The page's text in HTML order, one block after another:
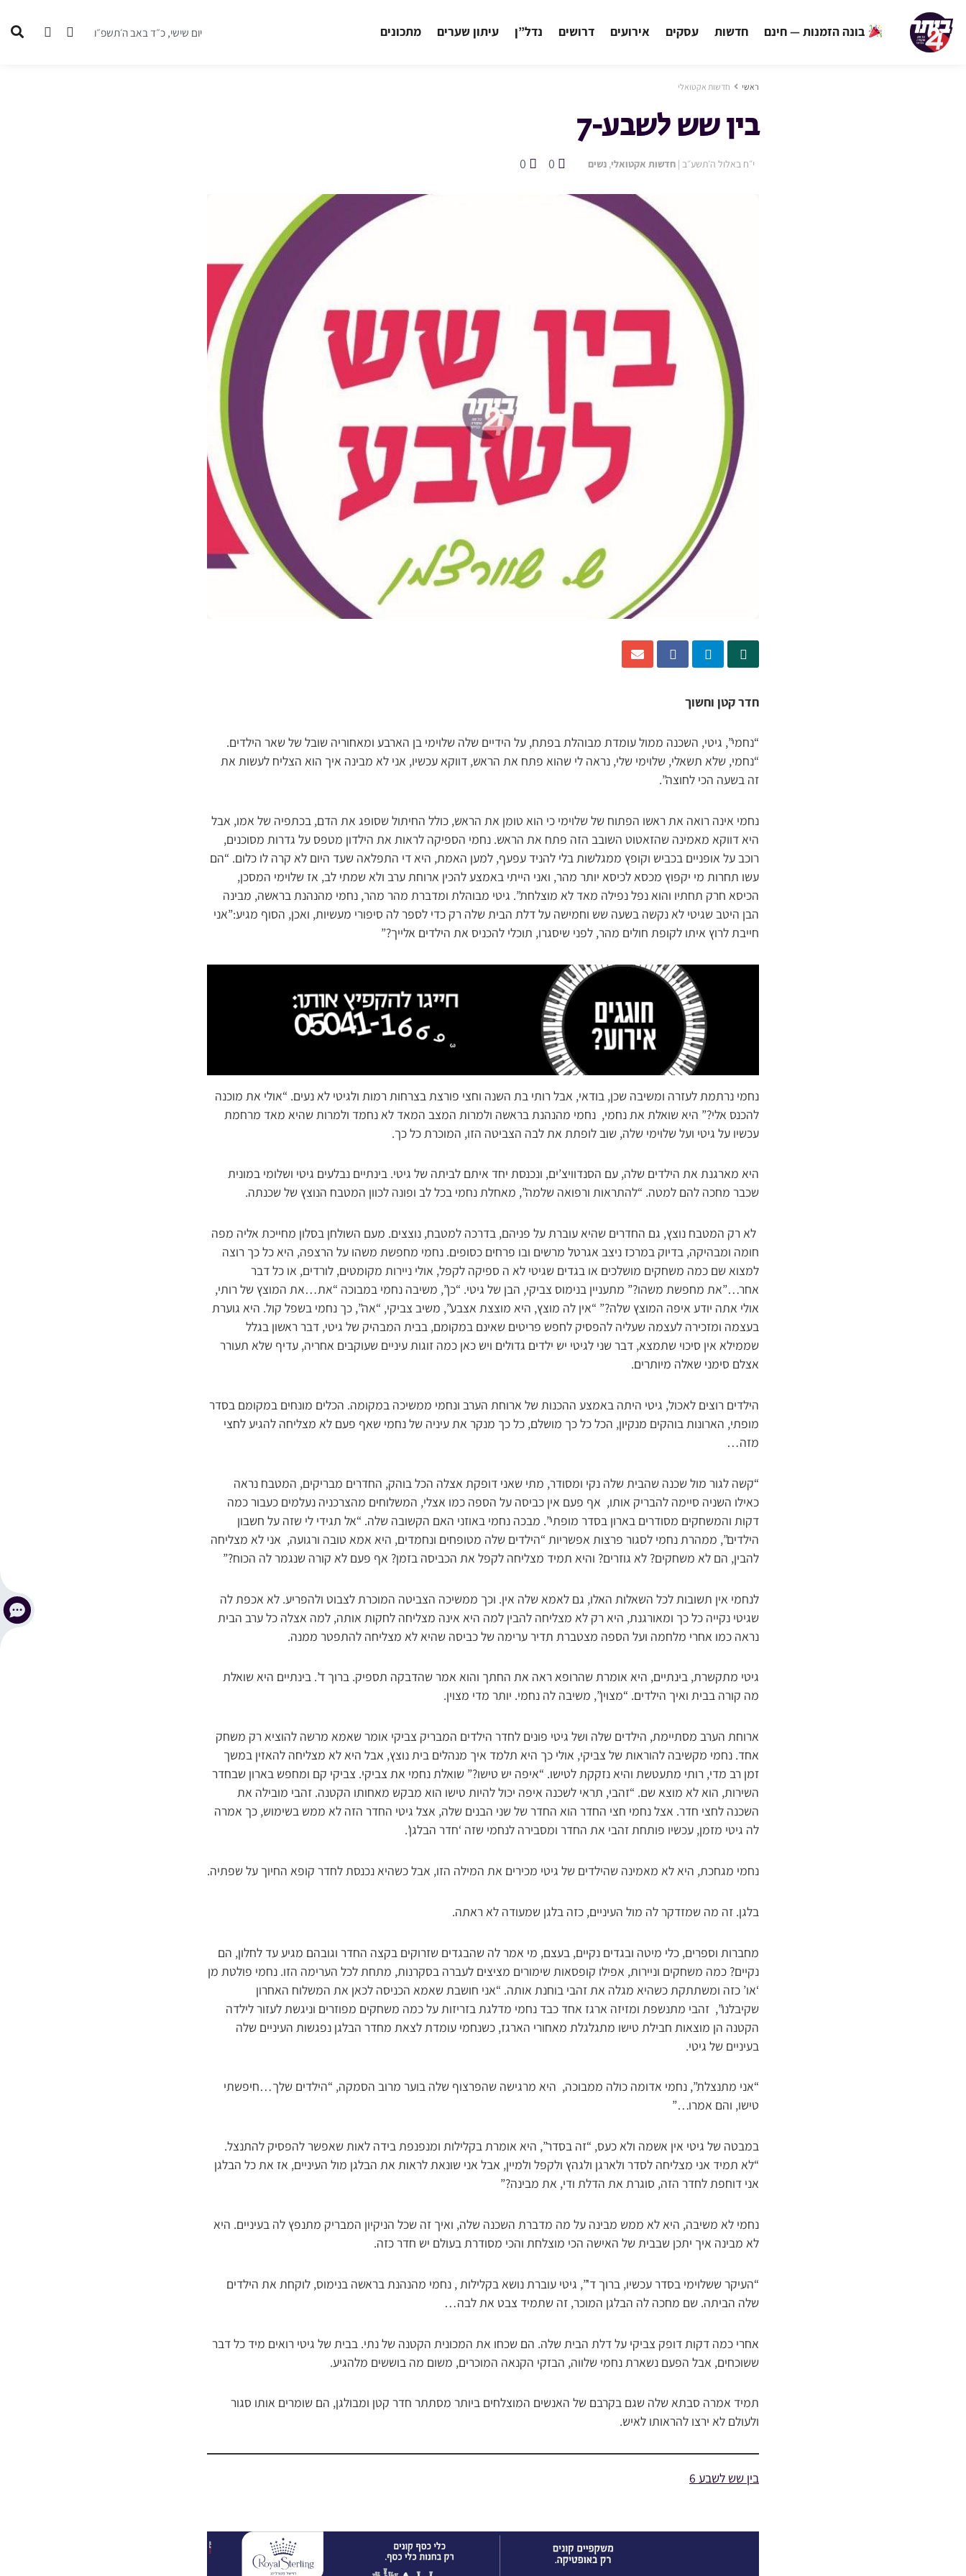
בונה הזמנות — חינם חדשות עסקים אירועים דרושים נדל”ן עיתון שערים מתכונים יום שישי, כ״ד באב ה׳תשפ״ו
ראשי חדשות אקטואלי
בין שש לשבע-7
י״ח באלול ה׳תשע״ב | חדשות אקטואלי, נשים 0
0
חדר קטן וחשוך
“נחמי”, גיטי, השכנה ממול עומדת מבוהלת בפתח, על הידיים שלה שלוימי בן הארבע ומאחוריה שובל של שאר הילדים.
“נחמי, שלא תשאלי, שלוימי שלי, נראה לי שהוא פתח את הראש, דווקא עכשיו, אני לא מבינה איך הוא הצליח לעשות את
זה בשעה הכי לחוצה”.
נחמי אינה רואה את ראשו הפתוח של שלוימי כי הוא טומן את הראש, כולל החיתול שסופג את הדם, בכתפיה של אמו, אבל
היא דווקא מאמינה שהזאטוט השובב הזה פתח את הראש. נחמי הספיקה לראות את הילדון מטפס על גדרות מסוכנים,
רוכב על אופניים בכביש וקופץ ממגלשות בלי להניד עפעף, למען האמת, היא די התפלאה שעד היום לא קרה לו כלום. “הם
עשו תחרות מי יקפוץ מכסא לכיסא יותר מהר, ואני הייתי באמצע להכין ארוחת ערב ולא שמתי לב, אז שלוימי המסכן,
הכיסא חרק תחתיו והוא נפל נפילה מאד לא מוצלחת”. גיטי מבוהלת ומדברת מהר מהר, נחמי מהנהנת בראשה, מבינה
הבן היטב שגיטי לא נקשה בשעה שש וחמישה על דלת הבית שלה רק כדי לספר לה סיפורי מעשיות, ואכן, הסוף מגיע:”אני
חייבת לרוץ איתו לקופת חולים מהר, לפני שיסגרו, תוכלי להכניס את הילדים אלייך?”
נחמי נרתמת לעזרה ומשיבה שכן, בודאי, אבל רותי בת השנה וחצי פורצת בצרחות רמות ולגיטי לא נעים. “אולי את מוכנה
להכנס אלי?” היא שואלת את נחמי, נחמי מהנהנת בראשה ולמרות המצב המאד לא נחמד ולמרות שהיא מאד מרחמת
עכשיו על גיטי ועל שלוימי שלה, שוב לופתת את לבה הצביטה הזו, המוכרת כל כך.
היא מארגנת את הילדים שלה, עם הסנדוויצ’ים, ונכנסת יחד איתם לביתה של גיטי. בינתיים נבלעים גיטי ושלומי במונית
שכבר מחכה להם למטה. “להתראות ורפואה שלמה”, מאחלת נחמי בכל לב ופונה לכוון המטבח הנוצץ של שכנתה.
לא רק המטבח נוצץ, גם החדרים שהיא עוברת על פניהם, בדרכה למטבח, נוצצים. מעם השולחן בסלון מחייכת אליה מפה
חומה ומבהיקה, בדיוק במרכז ניצב אגרטל מרשים ובו פרחים כסופים. נחמי מחפשת משהו על הרצפה, היא כל כך רוצה
למצוא שם כמה משחקים מושלכים או בגדים שגיטי לא ה ספיקה לקפל, אולי ניירות מקומטים, לורדים, או כל דבר
אחר…”את מחפשת משהו?” מתעניין בנימוס צביקי, הבן של גיטי. “כן”, משיבה נחמי במבוכה “את…את המוצץ של רותי,
אולי אתה יודע איפה המוצץ שלה?” “אין לה מוצץ, היא מוצצת אצבע”, משיב צביקי, “אה”, כך נחמי בשפל קול. היא גוערת
בעצמה ומזכירה לעצמה שעליה להפסיק לחפש פריטים שאינם במקומם, בבית המבהיק של גיטי, דבר ראשון בגלל
שממילא אין סיכוי שתמצא, דבר שני לגיטי יש ילדים גדולים ויש כאן כמה זוגות עיניים שעוקבים אחריה, עדיף שלא תעורר
אצלם סימני שאלה מיותרים.
הילדים רוצים לאכול, גיטי היתה באמצע ההכנות של ארוחת הערב ונחמי ממשיכה במקומה. הכלים מונחים במקומם בסדר
מופתי, הארונות בוהקים מנקיון, הכל כל כך מושלם, כל כך מנקר את עיניה של נחמי שאף פעם לא מצליחה להגיע לחצי
מזה…
“קשה לגור מול שכנה שהבית שלה נקי ומסודר, מתי שאני דופקת אצלה הכל בוהק, החדרים מבריקים, המטבח נראה
כאילו השניה סיימה להבריק אותו, אף פעם אין כביסה על הספה כמו אצלי, המשלוחים מהצרכניה נעלמים כעבור כמה
דקות והמשחקים מסודרים בארון בסדר מופתי”. מבכה נחמי באוזני האם הקשובה שלה. “אל תגידי לי שזה על חשבון
הילדים”, ממהרת נחמי לסגור פרצות אפשריות “הילדים שלה מטופחים ונחמדים, היא אמא טובה ורגועה, אני לא מצליחה
להבין, הם לא משחקים? לא גוזרים? והיא תמיד מצליחה לקפל את הכביסה בזמן? אף פעם לא קורה שנגמר לה הכוח?”
לנחמי אין תשובות לכל השאלות האלו, גם לאמא שלה אין. וכך ממשיכה הצביטה המוכרת לצבוט ולהפריע. לא אכפת לה
שגיטי נקייה כל כך ומאורגנת, היא רק לא מצליחה להבין למה היא אינה מצליחה לחקות אותה, למה אצלה כל ערב הבית
נראה כמו אחרי מלחמה ועל הספה מצטברת תדיר ערימה של כביסה שהיא לא מצליחה להתפטר ממנה.
גיטי מתקשרת, בינתיים, היא אומרת שהרופא ראה את החתך והוא אמר שהדבקה תספיק. ברוך ד’. בינתיים היא שואלת
מה קורה בבית ואיך הילדים. “מצוין”, משיבה לה נחמי. יותר מדי מצוין.
ארוחת הערב מסתיימת, הילדים שלה ושל גיטי פונים לחדר הילדים המבריק צביקי אומר שאמא מרשה להוציא רק משחק
אחד. נחמי מקשיבה להוראות של צביקי, אולי כך היא תלמד איך מנהלים בית נוצץ, אבל היא לא מצליחה להאזין במשך
זמן רב מדי, רותי מתעטשת והיא נזקקת לטישו. “איפה יש טישו?” שואלת נחמי את צביקי. צביקי קם ומחפש בארון שבחדר
השירות, הוא לא מוצא שם. “זהבי, תראי לשכנה איפה יכול להיות טישו הוא מבקש מאחותו הקטנה. זהבי מובילה את
השכנה לחצי חדר. אצל נחמי חצי החדר הוא החדר של שני הבנים שלה, אצל גיטי החדר הזה לא ממש בשימוש, כך אמרה
לה גיטי מזמן, עכשיו פותחת זהבי את החדר ומסבירה לנחמי שזה ‘חדר הבלגן’.
נחמי מגחכת, היא לא מאמינה שהילדים של גיטי מכירים את המילה הזו, אבל כשהיא נכנסת לחדר קופא החיוך על שפתיה.
בלגן. זה מה שמזדקר לה מול העיניים, כזה בלגן שמעודה לא ראתה.
מחברות וספרים, כלי מיטה ובגדים נקיים, בעצם, מי אמר לה שהבגדים שזרוקים בקצה החדר וגובהם מגיע עד לחלון, הם
נקיים? כמה משחקים וניירות, אפילו קופסאות שימורים מציצים לעברה בסקרנות, מתחת לכל הערימה הזו. נחמי פולטת מן
‘או’ כזה ומשתתקת כשהיא מגלה את זהבי בוחנת אותה. “אני חושבת שאמא הכניסה לכאן את המשלוח האחרון
שקיבלנו”, זהבי מתנשפת ומזיזה ארגז אחד כבד נחמי מדלגת בזריזות על כמה משחקים מפוזרים וניגשת לעזור לילדה
הקטנה הן מוצאות חבילת טישו מתגלגלת מאחורי הארגז, כשנחמי עומדת לצאת מחדר הבלגן נפגשות העיניים שלה
בעיניים של גיטי.
“אני מתנצלת”, נחמי אדומה כולה ממבוכה, היא מרגישה שהפרצוף שלה בוער מרוב הסמקה, “הילדים שלך…חיפשתי
טישו, והם אמרו…”
במבטה של גיטי אין אשמה ולא כעס, “זה בסדר”, היא אומרת בקלילות ומנפנפת בידה לאות שאפשר להפסיק להתנצל.
“לא תמיד אני מצליחה לסדר ולארגן ולגהץ ולקפל ולמיין, אבל אני שונאת לראות את הבלגן מול העיניים, אז את כל הבלגן
אני דוחפת לחדר הזה, סוגרת את הדלת ודי, את מבינה?”
נחמי לא משיבה, היא לא ממש מבינה על מה מדברת השכנה שלה, ואיך זה שכל הניקיון המבריק מתנפץ לה בעיניים. היא
לא מבינה איך יתכן שבבית של האישה הכי מוצלחת והכי מסודרת בעולם יש חדר כזה.
“העיקר ששלוימי בסדר עכשיו, ברוך ד'”, גיטי עוברת נושא בקלילות , נחמי מהנהנת בראשה בנימוס, לוקחת את הילדים
שלה הביתה. שם מחכה לה הבלגן המוכר, זה שתמיד צבט את לבה…
אחרי כמה דקות דופק צביקי על דלת הבית שלה. הם שכחו את המכונית הקטנה של נתי. בבית של גיטי רואים מיד כל דבר
ששוכחים, אבל הפעם נשארת נחמי שלווה, הבזקי הקנאה המוכרים, משום מה בוששים מלהגיע.
תמיד אמרה סבתא שלה שגם בקרבם של האנשים המוצלחים ביותר מסתתר חדר קטן ומבולגן, הם שומרים אותו סגור
ולעולם לא ירצו להראותו לאיש.
בין שש לשבע 6